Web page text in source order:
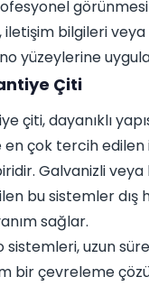
iletişim bilgileri
yüzeylerine
Çiti
çiti, dayanıklı
en çok tercih edilen
Galvanizli veya
bu sistemler dış
sağlar.
sistemleri, uzun
bir çevreleme